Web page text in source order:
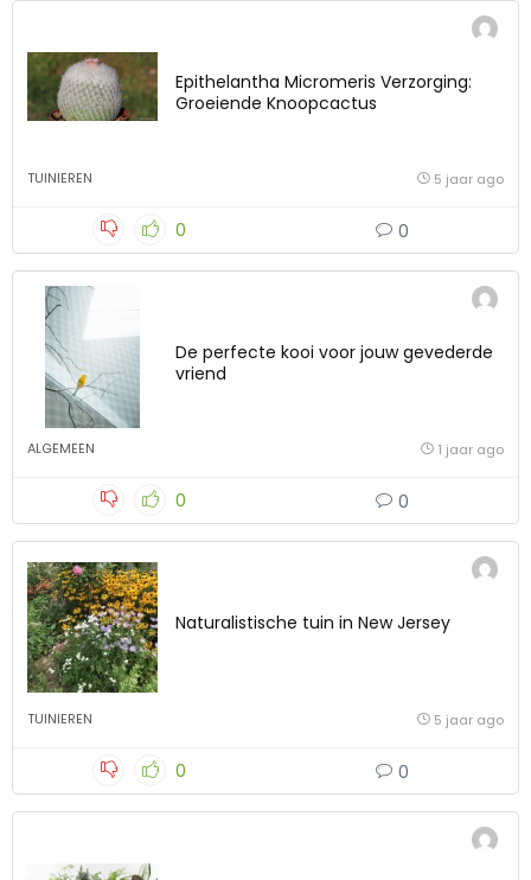
Epithelantha Micromeris Verzorging:
Groeiende Knoopcactus
TUINIEREN 5 jaar ago
0 0
De perfecte kooi voor jouw gevederde
vriend
ALGEMEEN 1 jaar ago
0 0
Naturalistische tuin in New Jersey
TUINIEREN 5 jaar ago
0 0